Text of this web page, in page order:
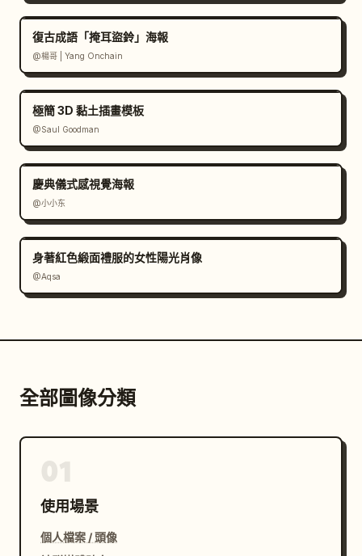
復古成語「掩耳盜鈴」海報
@楊哥 | Yang Onchain
極簡 3D 黏土插畫模板
@Saul Goodman
慶典儀式感視覺海報
@小小东
身著紅色緞面禮服的女性陽光肖像
@Aqsa
全部圖像分類
使用場景
個人檔案 / 頭像